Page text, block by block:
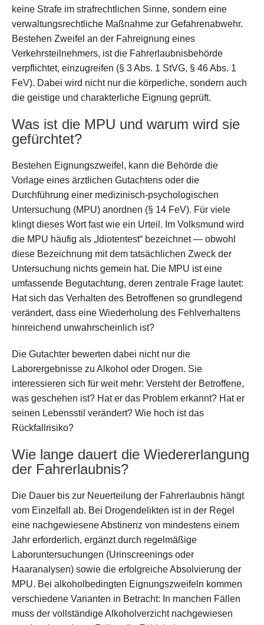
keine Strafe im strafrechtlichen Sinne, sondern eine
verwaltungsrechtliche Maßnahme zur Gefahrenabwehr.
Bestehen Zweifel an der Fahreignung eines
Verkehrsteilnehmers, ist die Fahrerlaubnisbehörde
verpflichtet, einzugreifen (§ 3 Abs. 1 StVG, § 46 Abs. 1
FeV). Dabei wird nicht nur die körperliche, sondern auch
die geistige und charakterliche Eignung geprüft.
Was ist die MPU und warum wird sie
gefürchtet?
Bestehen Eignungszweifel, kann die Behörde die
Vorlage eines ärztlichen Gutachtens oder die
Durchführung einer medizinisch-psychologischen
Untersuchung (MPU) anordnen (§ 14 FeV). Für viele
klingt dieses Wort fast wie ein Urteil. Im Volksmund wird
die MPU häufig als „Idiotentest“ bezeichnet — obwohl
diese Bezeichnung mit dem tatsächlichen Zweck der
Untersuchung nichts gemein hat. Die MPU ist eine
umfassende Begutachtung, deren zentrale Frage lautet:
Hat sich das Verhalten des Betroffenen so grundlegend
verändert, dass eine Wiederholung des Fehlverhaltens
hinreichend unwahrscheinlich ist?
Die Gutachter bewerten dabei nicht nur die
Laborergebnisse zu Alkohol oder Drogen. Sie
interessieren sich für weit mehr: Versteht der Betroffene,
was geschehen ist? Hat er das Problem erkannt? Hat er
seinen Lebensstil verändert? Wie hoch ist das
Rückfallrisiko?
Wie lange dauert die Wiedererlangung
der Fahrerlaubnis?
Die Dauer bis zur Neuerteilung der Fahrerlaubnis hängt
vom Einzelfall ab. Bei Drogendelikten ist in der Regel
eine nachgewiesene Abstinenz von mindestens einem
Jahr erforderlich, ergänzt durch regelmäßige
Laboruntersuchungen (Urinscreenings oder
Haaranalysen) sowie die erfolgreiche Absolvierung der
MPU. Bei alkoholbedingten Eignungszweifeln kommen
verschiedene Varianten in Betracht: In manchen Fällen
muss der vollständige Alkoholverzicht nachgewiesen